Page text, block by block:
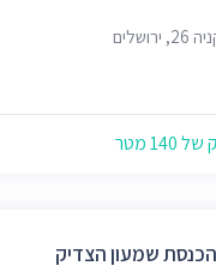
מטר
שמעון הצדיק